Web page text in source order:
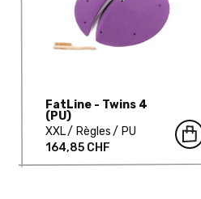
FatLine - Twins 4
(PU)
XXL
Règles
PU
164,85 CHF